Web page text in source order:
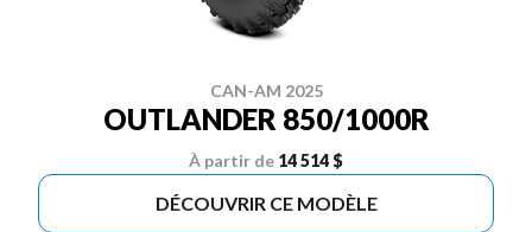
CAN-AM 2025
OUTLANDER 850/1000R
À partir de 14 514 $
DÉCOUVRIR CE MODÈLE